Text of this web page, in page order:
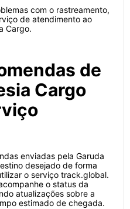
com o rastreamento,
de atendimento ao
Cargo.
de
Cargo
enviadas pela Garuda
desejado de forma
o serviço track.global.
o status da
atualizações sobre a
estimado de chegada.